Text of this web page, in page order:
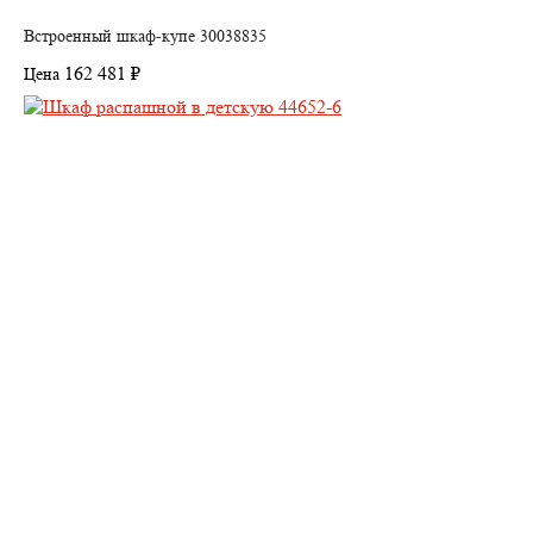
Встроенный шкаф-купе 30038835
Цена 162 481 ₽